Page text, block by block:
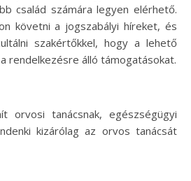
család számára legyen elérhető.
követni a jogszabályi híreket, és
szakértőkkel, hogy a lehető
rendelkezésre álló támogatásokat.
orvosi tanácsnak, egészségügyi
kizárólag az orvos tanácsát